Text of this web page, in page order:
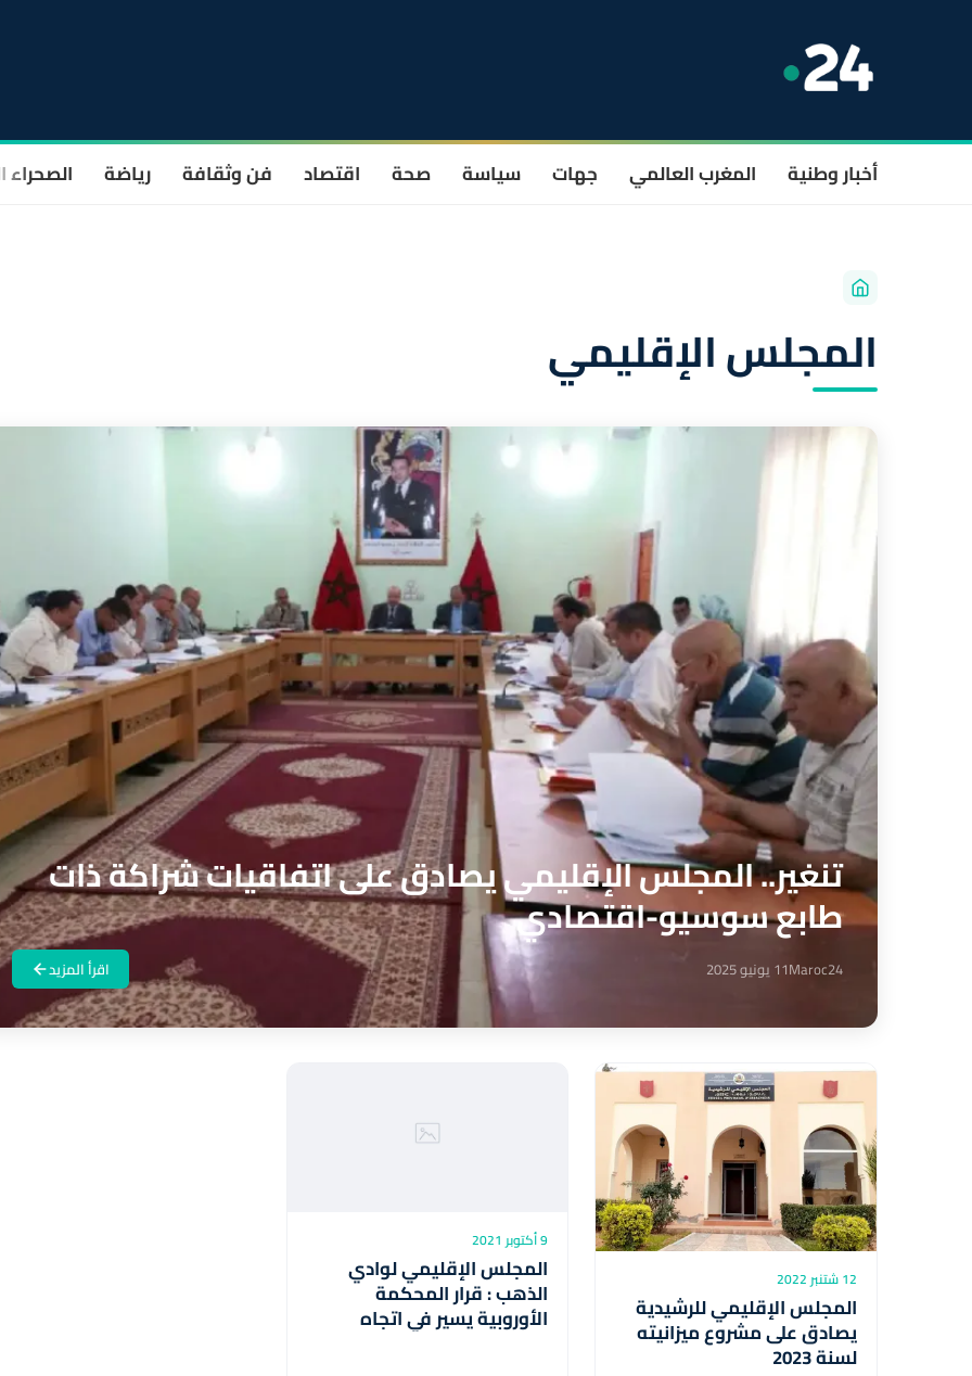
أخبار وطنية المغرب العالمي جهات سياسة صحة اقتصاد فن وثقافة رياضة الصحراء
المجلس الإقليمي
تنغير.. المجلس الإقليمي يصادق على اتفاقيات شراكة ذات
طابع سوسيو-اقتصادي
Maroc2411 يونيو 2025 اقرأ المزيد
12 شتنبر 2022
المجلس الإقليمي للرشيدية
يصادق على مشروع ميزانيته
لسنة 2023
9 أكتوبر 2021
المجلس الإقليمي لوادي
الذهب : قرار المحكمة
الأوروبية يسير في اتجاه
معاكسة المصالح المغربية